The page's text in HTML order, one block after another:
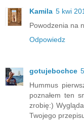
Kamila 5 kwi
Powodzenia na
Odpowiedz
gotujebochce
Hummus
poznałem ten
zrobię:)
Twojego